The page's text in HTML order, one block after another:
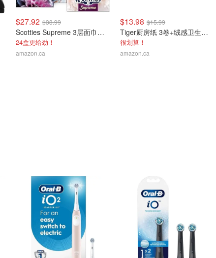
$27.92 $38.99
Scotties Supreme 3层面巾纸 24盒
24盒更给劲！
amazon.ca
$13.98 $15.99
Tiger厨房纸 3卷+绒感卫生纸 8卷
很划算！
amazon.ca